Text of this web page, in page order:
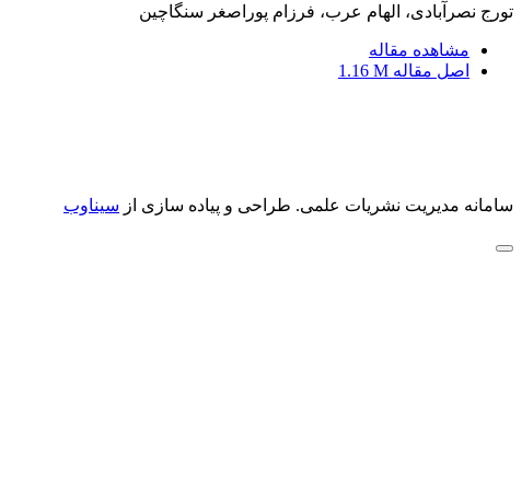
تورج نصرآبادی، الهام عرب، فرزام پوراصغر سنگاچین
مشاهده مقاله
اصل مقاله 1.16 M
سامانه مدیریت نشریات علمی. طراحی و پیاده سازی از سیناوب